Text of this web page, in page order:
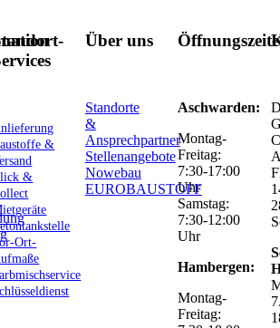
&
&
Ort-
Über uns
Standorte
&
Ansprechpartner
Stellenangebote
Nowebau
EUROBAUSTOFF
Aschwarden:
Montag-
Freitag:
7:30-17:00
Uhr
Samstag:
7:30-12:00
Uhr
Hambergen:
Montag-
Freitag: